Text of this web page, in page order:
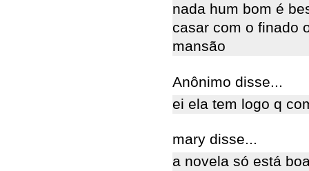
nada hum bom é
casar com o finado
mansão
Anônimo disse...
ei ela tem logo q
mary disse...
a novela só está